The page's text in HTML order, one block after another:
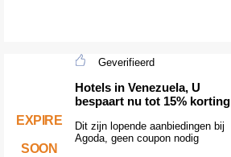
EXPIRE
SOON
Geverifieerd
Hotels in Venezuela, U
bespaart nu tot 15% korting
Dit zijn lopende aanbiedingen bij
Agoda, geen coupon nodig